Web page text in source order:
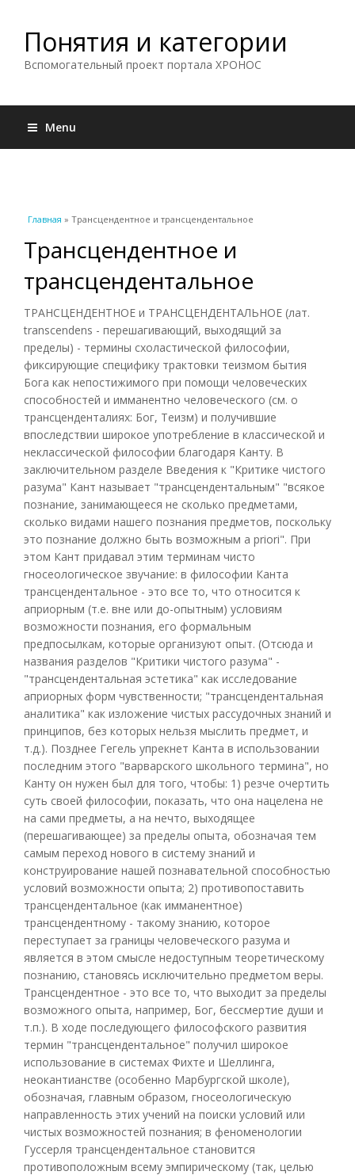
Понятия и категории
Вспомогательный проект портала ХРОНОС
Menu
Вы здесь
Главная » Трансцендентное и трансцендентальное
Трансцендентное и
трансцендентальное
ТРАНСЦЕНДЕНТНОЕ и ТРАНСЦЕНДЕНТАЛЬНОЕ (лат.
transcendens - перешагивающий, выходящий за
пределы) - термины схоластической философии,
фиксирующие специфику трактовки теизмом бытия
Бога как непостижимого при помощи человеческих
способностей и имманентно человеческого (см. о
трансценденталиях: Бог, Теизм) и получившие
впоследствии широкое употребление в классической и
неклассической философии благодаря Канту. В
заключительном разделе Введения к "Критике чистого
разума" Кант называет "трансцендентальным" "всякое
познание, занимающееся не сколько предметами,
сколько видами нашего познания предметов, поскольку
это познание должно быть возможным a priori". При
этом Кант придавал этим терминам чисто
гносеологическое звучание: в философии Канта
трансцендентальное - это все то, что относится к
априорным (т.е. вне или до-опытным) условиям
возможности познания, его формальным
предпосылкам, которые организуют опыт. (Отсюда и
названия разделов "Критики чистого разума" -
"трансцендентальная эстетика" как исследование
априорных форм чувственности; "трансцендентальная
аналитика" как изложение чистых рассудочных знаний и
принципов, без которых нельзя мыслить предмет, и
т.д.). Позднее Гегель упрекнет Канта в использовании
последним этого "варварского школьного термина", но
Канту он нужен был для того, чтобы: 1) резче очертить
суть своей философии, показать, что она нацелена не
на сами предметы, а на нечто, выходящее
(перешагивающее) за пределы опыта, обозначая тем
самым переход нового в систему знаний и
конструирование нашей познавательной способностью
условий возможности опыта; 2) противопоставить
трансцендентальное (как имманентное)
трансцендентному - такому знанию, которое
переступает за границы человеческого разума и
является в этом смысле недоступным теоретическому
познанию, становясь исключительно предметом веры.
Трансцендентное - это все то, что выходит за пределы
возможного опыта, например, Бог, бессмертие души и
т.п.). В ходе последующего философского развития
термин "трансцендентальное" получил широкое
использование в системах Фихте и Шеллинга,
неокантианстве (особенно Марбургской школе),
обозначая, главным образом, гносеологическую
направленность этих учений на поиски условий или
чистых возможностей познания; в феноменологии
Гуссерля трансцендентальное становится
противоположным всему эмпирическому (так, целью